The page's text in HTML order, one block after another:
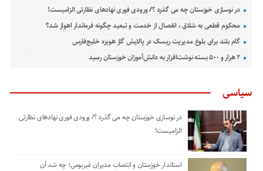
در نوسازی خوزستان چه می گذرد ؟/ ورودی فوری نهادهای نظارتی الزامیست!
محکوم قطعی به شلاق ، انفصال از خدمت و تبعید چگونه فرماندار اهواز شد؟
گام بلند برای بلوغ مدیریت ریسک در پالایش گاز هویزه خلیج‌فارس
۲ هزار و ۵۰۰ بسته نوشت‌افزار به دانش‌آموزان خوزستان رسید
سیاسی
در نوسازی خوزستان چه می گذرد ؟/ ورودی فوری نهادهای نظارتی
الزامیست!
استاندار خوزستان و انتصاب مدیران غیربومی؛ چه شد آن